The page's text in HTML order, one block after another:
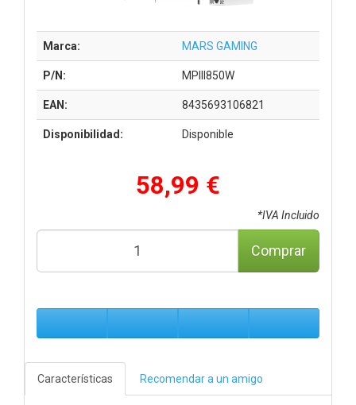
Marca: MARS GAMING
P/N: MPIII850W
EAN: 8435693106821
Disponibilidad: Disponible
58,99 €
*IVA Incluido
Comprar
Características Recomendar a un amigo